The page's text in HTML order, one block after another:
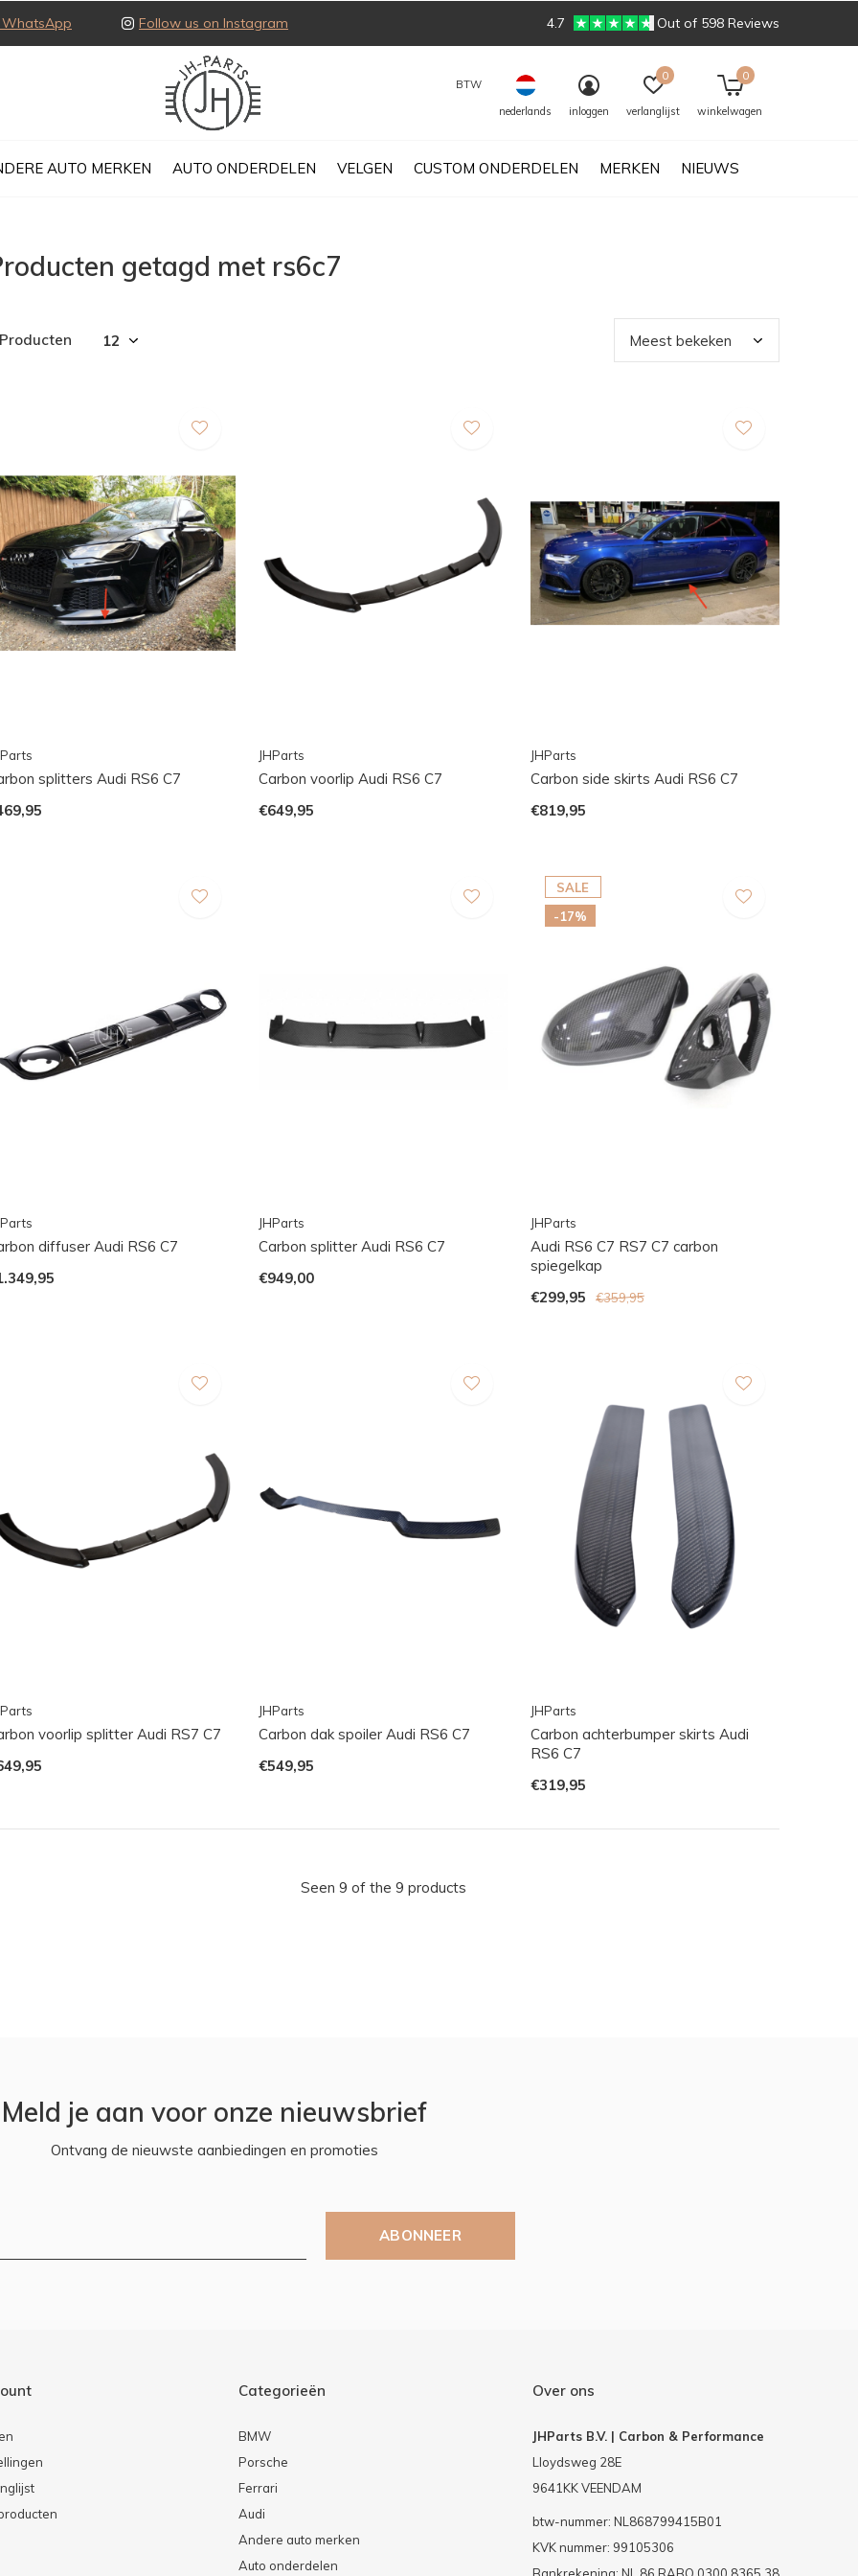
AUTO MERKEN AUTO ONDERDELEN VELGEN CUSTOM ONDERDELEN MERKEN NIEUWS
BTW
nederlands
inloggen verlanglijst
0
winkelwagen
0
Follow us on Instagram 4.7 Out of 598 Reviews
getagd met rs6c7
splitters Audi RS6 C7
JHParts
Carbon voorlip Audi RS6 C7
€649,95
JHParts
Carbon side skirts Audi RS6 C7
€819,95
diffuser Audi RS6 C7
JHParts
Carbon splitter Audi RS6 C7
€949,00
SALE
-17%
JHParts
Audi RS6 C7 RS7 C7 carbon
spiegelkap
€299,95
€359,95
voorlip splitter Audi RS7 C7
JHParts
Carbon dak spoiler Audi RS6 C7
€549,95
JHParts
Carbon achterbumper skirts Audi
RS6 C7
€319,95
Seen 9 of the 9 products
Meld je aan voor onze nieuwsbrief
Ontvang de nieuwste aanbiedingen en promoties
ABONNEER
Categorieën
BMW
Porsche
Ferrari
Audi
Andere auto merken
Auto onderdelen
Over ons
JHParts B.V. | Carbon & Performance
Lloydsweg 28E
9641KK VEENDAM
btw-nummer: NL868799415B01
KVK nummer: 99105306
Bankrekening: NL 86 RABO 0300 8365 38